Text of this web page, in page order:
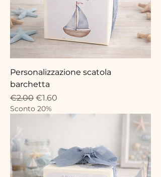
Personalizzazione scatola
barchetta
Regular Price
€2.00 Sale Price
€1.60
Sconto 20%